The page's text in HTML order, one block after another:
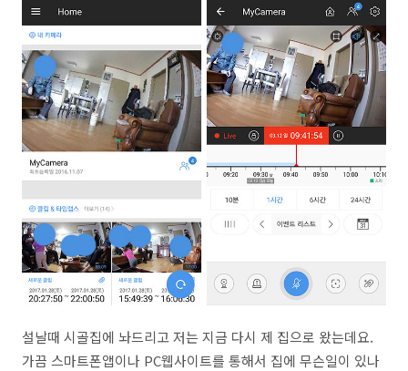
설날때 시골집에 놔드리고 저는 지금 다시 제 집으로 왔는데요.
가끔 스마트폰앱이나 PC웹사이트를 통해서 집에 무슨일이 있나